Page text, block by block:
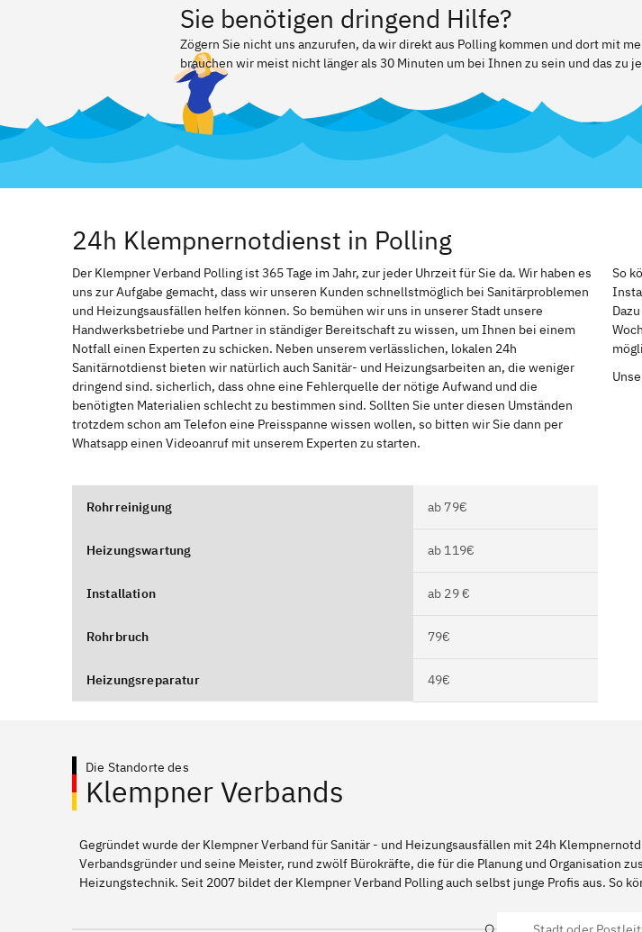
Sie benötigen dringend Hilfe?
Zögern Sie nicht uns anzurufen, da wir direkt aus Polling kommen und dort mit
brauchen wir meist nicht länger als 30 Minuten um bei Ihnen zu sein und das zu
24h Klempnernotdienst in Polling
Der Klempner Verband Polling ist 365 Tage im Jahr, zur jeder Uhrzeit für Sie da. Wir haben es
uns zur Aufgabe gemacht, dass wir unseren Kunden schnellstmöglich bei Sanitärproblemen
und Heizungsausfällen helfen können. So bemühen wir uns in unserer Stadt unsere
Handwerksbetriebe und Partner in ständiger Bereitschaft zu wissen, um Ihnen bei einem
Notfall einen Experten zu schicken. Neben unserem verlässlichen, lokalen 24h
Sanitärnotdienst bieten wir natürlich auch Sanitär- und Heizungsarbeiten an, die weniger
dringend sind. sicherlich, dass ohne eine Fehlerquelle der nötige Aufwand und die
benötigten Materialien schlecht zu bestimmen sind. Sollten Sie unter diesen Umständen
trotzdem schon am Telefon eine Preisspanne wissen wollen, so bitten wir Sie dann per
Whatsapp einen Videoanruf mit unserem Experten zu starten.
So
Rohrreinigung ab 79€
Heizungswartung ab 119€
Installation ab 29 €
Rohrbruch 79€
Heizungsreparatur 49€
Die Standorte des
Klempner Verbands
Gegründet wurde der Klempner Verband für Sanitär - und Heizungsausfällen mit 24h
Verbandsgründer und seine Meister, rund zwölf Bürokräfte, die für die Planung und Organisation
Heizungstechnik. Seit 2007 bildet der Klempner Verband Polling auch selbst junge Profis aus. So